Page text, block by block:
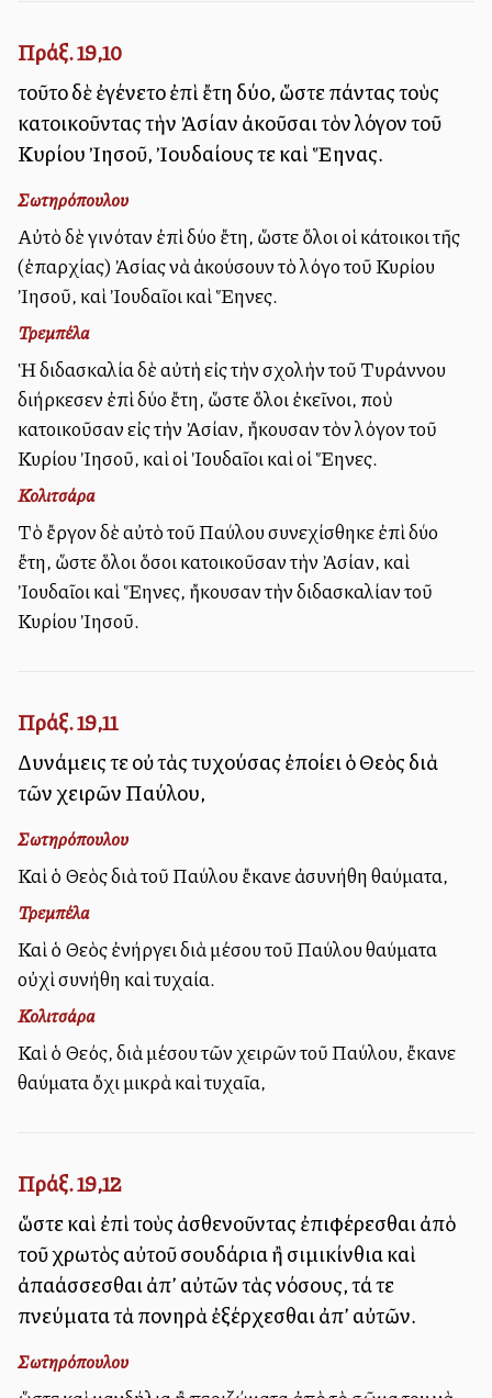
Πράξ. 19,10
τοῦτο δὲ ἐγένετο ἐπὶ ἔτη δύο, ὥστε πάντας τοὺς
κατοικοῦντας τὴν Ἀσίαν ἀκοῦσαι τὸν λόγον τοῦ
Κυρίου Ἰησοῦ, Ἰουδαίους τε καὶ Ἕλληνας.
Σωτηρόπουλου
Αὐτὸ δὲ γινόταν ἐπὶ δύο ἔτη, ὥστε ὅλοι οἱ κάτοικοι τῆς
(ἐπαρχίας) Ἀσίας νὰ ἀκούσουν τὸ λόγο τοῦ Κυρίου
Ἰησοῦ, καὶ Ἰουδαῖοι καὶ Ἕλληνες.
Τρεμπέλα
Ἡ διδασκαλία δὲ αὐτὴ εἰς τὴν σχολὴν τοῦ Τυράννου
διήρκεσεν ἐπὶ δύο ἔτη, ὥστε ὅλοι ἐκεῖνοι, ποὺ
κατοικοῦσαν εἰς τὴν Ἀσίαν, ἤκουσαν τὸν λόγον τοῦ
Κυρίου Ἰησοῦ, καὶ οἱ Ἰουδαῖοι καὶ οἱ Ἕλληνες.
Κολιτσάρα
Τὸ ἔργον δὲ αὐτὸ τοῦ Παύλου συνεχίσθηκε ἐπὶ δύο
ἔτη, ὥστε ὅλοι ὅσοι κατοικοῦσαν τὴν Ἀσίαν, καὶ
Ἰουδαῖοι καὶ Ἕλληνες, ἤκουσαν τὴν διδασκαλίαν τοῦ
Κυρίου Ἰησοῦ.
Πράξ. 19,11
Δυνάμεις τε οὐ τὰς τυχούσας ἐποίει ὁ Θεὸς διὰ
τῶν χειρῶν Παύλου,
Σωτηρόπουλου
Καὶ ὁ Θεὸς διὰ τοῦ Παύλου ἔκανε ἀσυνήθη θαύματα,
Τρεμπέλα
Καὶ ὁ Θεὸς ἐνήργει διὰ μέσου τοῦ Παύλου θαύματα
οὐχὶ συνήθη καὶ τυχαία.
Κολιτσάρα
Καὶ ὁ Θεός, διὰ μέσου τῶν χειρῶν τοῦ Παύλου, ἔκανε
θαύματα ὄχι μικρὰ καὶ τυχαῖα,
Πράξ. 19,12
ὥστε καὶ ἐπὶ τοὺς ἀσθενοῦντας ἐπιφέρεσθαι ἀπὸ
τοῦ χρωτὸς αὐτοῦ σουδάρια ἢ σιμικίνθια καὶ
ἀπαλλάσσεσθαι ἀπ’ αὐτῶν τὰς νόσους, τά τε
πνεύματα τὰ πονηρὰ ἐξέρχεσθαι ἀπ’ αὐτῶν.
Σωτηρόπουλου